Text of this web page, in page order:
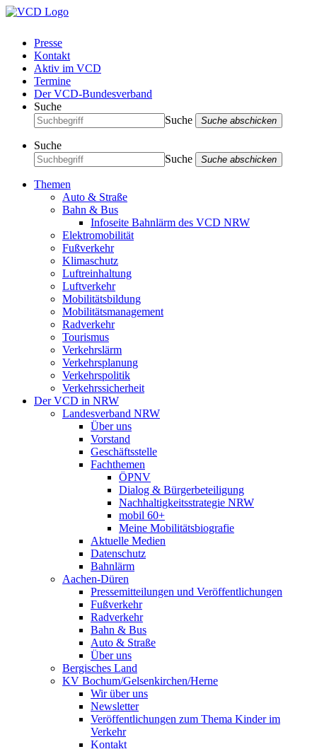
Presse
Kontakt
Aktiv im VCD
Termine
Der VCD-Bundesverband
Suche
Suche
Suche abschicken
Suche
Suche
Suche abschicken
Themen
Auto & Straße
Bahn & Bus
Infoseite Bahnlärm des VCD NRW
Elektromobilität
Fußverkehr
Klimaschutz
Luftreinhaltung
Luftverkehr
Mobilitätsbildung
Mobilitätsmanagement
Radverkehr
Tourismus
Verkehrslärm
Verkehrsplanung
Verkehrspolitik
Verkehrssicherheit
Der VCD in NRW
Landesverband NRW
Über uns
Vorstand
Geschäftsstelle
Fachthemen
ÖPNV
Dialog & Bürgerbeteiligung
Nachhaltigkeitsstrategie NRW
mobil 60+
Meine Mobilitätsbiografie
Aktuelle Medien
Datenschutz
Bahnlärm
Aachen-Düren
Pressemitteilungen und Veröffentlichungen
Fußverkehr
Radverkehr
Bahn & Bus
Auto & Straße
Über uns
Bergisches Land
KV Bochum/Gelsenkirchen/Herne
Wir über uns
Newsletter
Veröffentlichungen zum Thema Kinder im
Verkehr
Kontakt